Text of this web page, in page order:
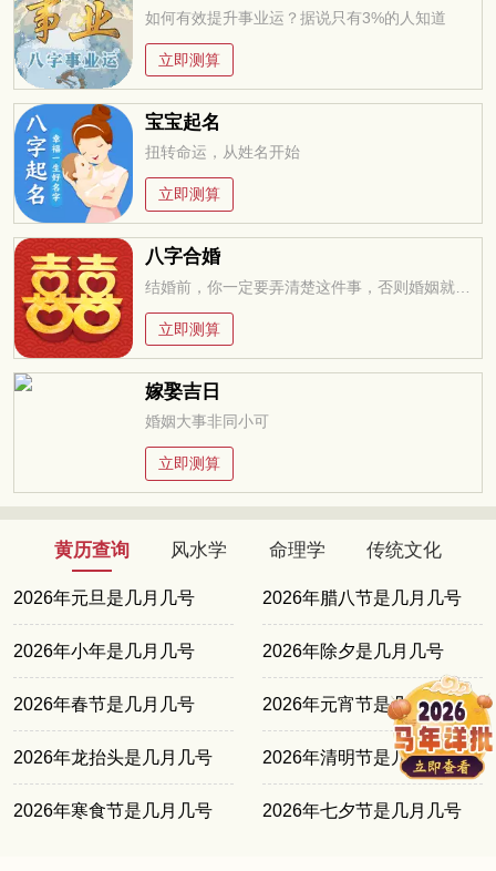
如何有效提升事业运？据说只有3%的人知道
立即测算
宝宝起名
扭转命运，从姓名开始
立即测算
八字合婚
立即测算
嫁娶吉日
婚姻大事非同小可
立即测算
黄历查询 风水学 命理学 传统文化
2026年元旦是几月几号 2026年腊八节是几月几号
2026年小年是几月几号 2026年除夕是几月几号
2026年春节是几月几号 2026年元宵节是几月几号
2026年龙抬头是几月几号 2026年清明节是几月几号
2026年寒食节是几月几号 2026年七夕节是几月几号